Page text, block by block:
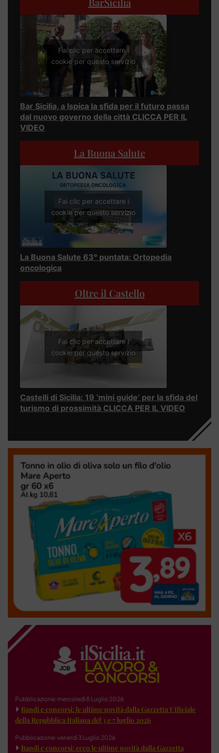
Fai clic per accettare i
cookie per questo servizio
Bar Sicilia, a Ispica la sfida per il futuro passa
dal nuovo governo della città CLICCA PER IL
VIDEO
La Buona Salute
Fai clic per accettare i
cookie per questo servizio
La Buona Salute 63° puntata: Ortopedia
oncologica
Oltre il Castello
Fai clic per accettare i
cookie per questo servizio
Castelli di Sicilia: 19 ‘mini guide’ per la sfida del
turismo di prossimità CLICCA PER IL VIDEO
Pubblicazione: mercoledì 8 Luglio 2026
Bandi e concorsi: le ultime novità dalla Gazzetta Ufficiale
della Repubblica Italiana del 3 e 7 luglio 2026
Pubblicazione: venerdì 3 Luglio 2026
Bandi e concorsi: ecco le ultime novità dalla Gazzetta